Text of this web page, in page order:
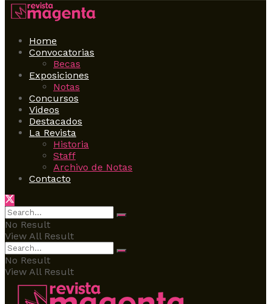
Home
Convocatorias
Becas
Exposiciones
Notas
Concursos
Videos
Destacados
La Revista
Historia
Staff
Archivo de Notas
Contacto
No Result
View All Result
No Result
View All Result